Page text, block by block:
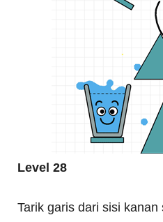
Level 28
Tarik garis dari sisi